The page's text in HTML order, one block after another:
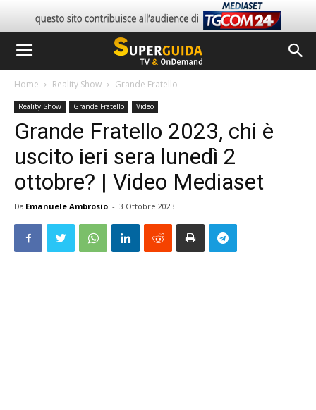
Home Reality Show Grande Fratello
Reality Show Grande Fratello Video
Grande Fratello 2023, chi è
uscito ieri sera lunedì 2
ottobre? | Video Mediaset
Da Emanuele Ambrosio - 3 Ottobre 2023